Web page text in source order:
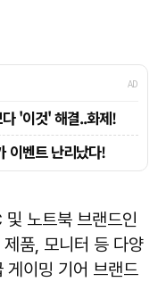
노트북 브랜드인
품, 모니터 등 다양
게이밍 기어 브랜드